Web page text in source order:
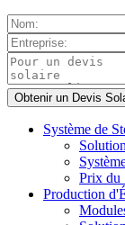
Système de
Prix du
Production